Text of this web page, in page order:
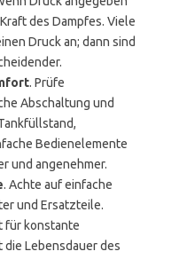
des Dampfes. Viele
Druck an; dann sind
. Prüfe
Abschaltung und
Bedienelemente
und angenehmer.
. Achte auf einfache
und Ersatzteile.
für konstante
Lebensdauer des